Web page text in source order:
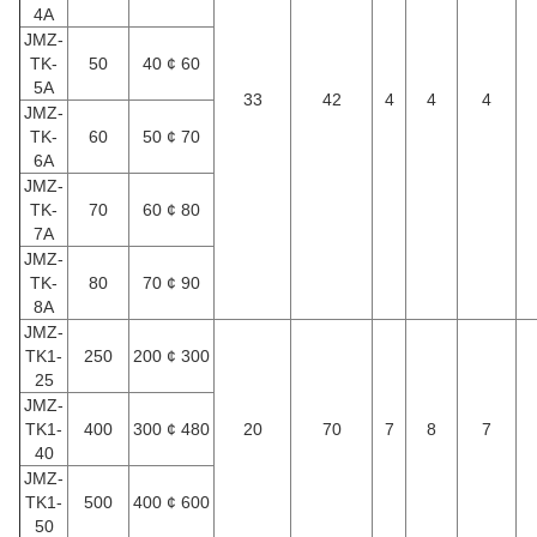
33 42 4 4 4
4A
JMZ-
TK-
5A
50 40 ¢ 60
JMZ-
TK-
6A
60 50 ¢ 70
JMZ-
TK-
7A
70 60 ¢ 80
JMZ-
TK-
8A
80 70 ¢ 90
JMZ-
TK1-
25
250 200 ¢ 300
20 70 7 8 7
JMZ-
TK1-
40
400 300 ¢ 480
JMZ-
TK1-
50
500 400 ¢ 600